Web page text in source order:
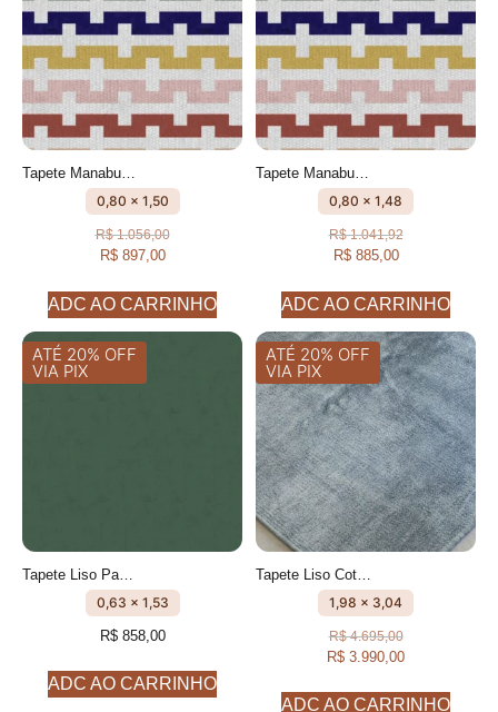
Tapete Manabu Passadeira Geométrico feito à mão, 100% algodão reciclado
0,80 x 1,50
R$1.056,00
R$897,00
ADC AO CARRINHO
Tapete Manabu Passadeira Geométrico feito à mão, 100% algodão reciclado
0,80 x 1,48
R$1.041,92
R$885,00
ADC AO CARRINHO
ATÉ 20% OFF
VIA PIX
0,63 x 1,53
R$858,00
ADC AO CARRINHO
ATÉ 20% OFF
VIA PIX
1,98 x 3,04
R$4.695,00
R$ 3.990,00
ADC AO CARRINHO